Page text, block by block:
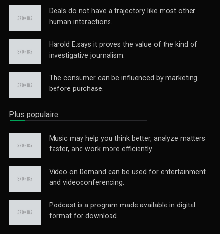
Deals do not have a trajectory like most other
human interactions.
Harold E.says it proves the value of the kind of
investigative journalism.
The consumer can be influenced by marketing
before purchase.
Plus populaire
Music may help you think better, analyze matters
faster, and work more efficiently.
Video on Demand can be used for entertainment
and videoconferencing.
Podcast is a program made available in digital
format for download.